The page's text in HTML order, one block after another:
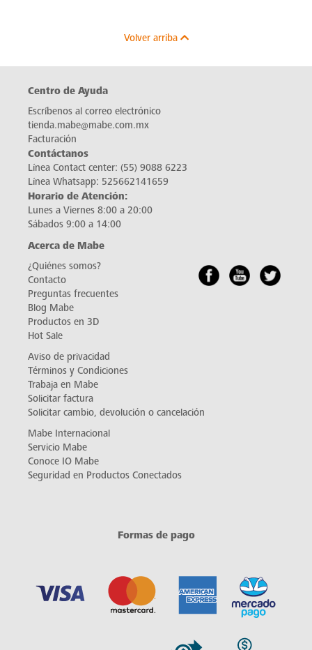
Volver arriba
Centro de Ayuda
Escríbenos al correo electrónico
tienda.mabe@mabe.com.mx
Facturación
Contáctanos
Línea Contact center: (55) 9088 6223
Línea Whatsapp: 525662141659
Horario de Atención:
Lunes a Viernes 8:00 a 20:00
Sábados 9:00 a 14:00
Acerca de Mabe
¿Quiénes somos?
Contacto
Preguntas frecuentes
Blog Mabe
Productos en 3D
Hot Sale
Aviso de privacidad
Términos y Condiciones
Trabaja en Mabe
Solicitar factura
Solicitar cambio, devolución o cancelación
Mabe Internacional
Servicio Mabe
Conoce IO Mabe
Seguridad en Productos Conectados
Formas de pago